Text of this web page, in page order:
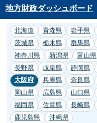
地方財政ダッシュボード
北海道 青森県 岩手県
茨城県
栃木県 群馬県
神奈川県
新潟県 富山県
長野県
岐阜県 静岡県
大阪府
兵庫県 奈良県
岡山県
広島県 山口県
福岡県
佐賀県 長崎県
鹿児島県
沖縄県